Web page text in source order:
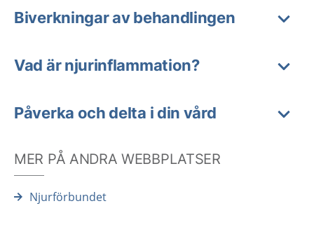
Biverkningar av behandlingen
Vad är njurinflammation?
Påverka och delta i din vård
MER PÅ ANDRA WEBBPLATSER
Njurförbundet